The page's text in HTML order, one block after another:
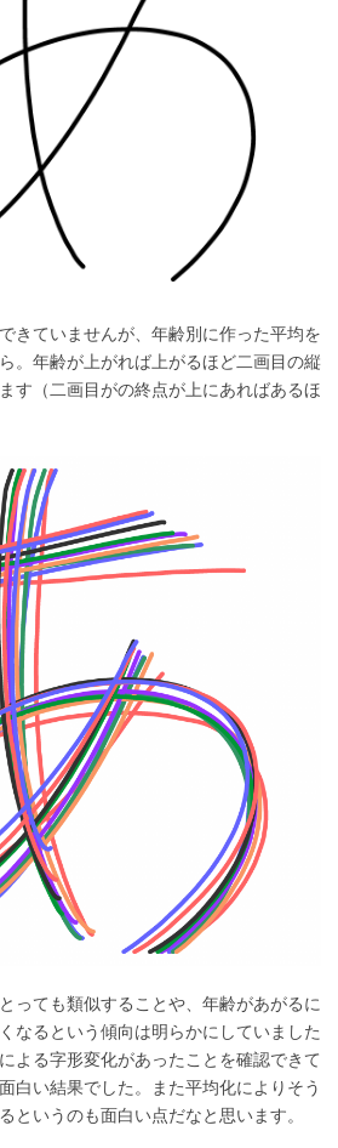
きていませんが、年齢別に作った平均を
。年齢が上がれば上がるほど二画目の縦
す（二画目がの終点が上にあればあるほ
っても類似することや、年齢があがるに
なるという傾向は明らかにしていました
よる字形変化があったことを確認できて
白い結果でした。また平均化によりそう
というのも面白い点だなと思います。